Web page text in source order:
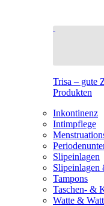
Trisa – gute
Produkten
Inkontinenz
Intimpflege
Slipeinlagen
Slipeinlagen
Tampons
Taschen- &
Watte &